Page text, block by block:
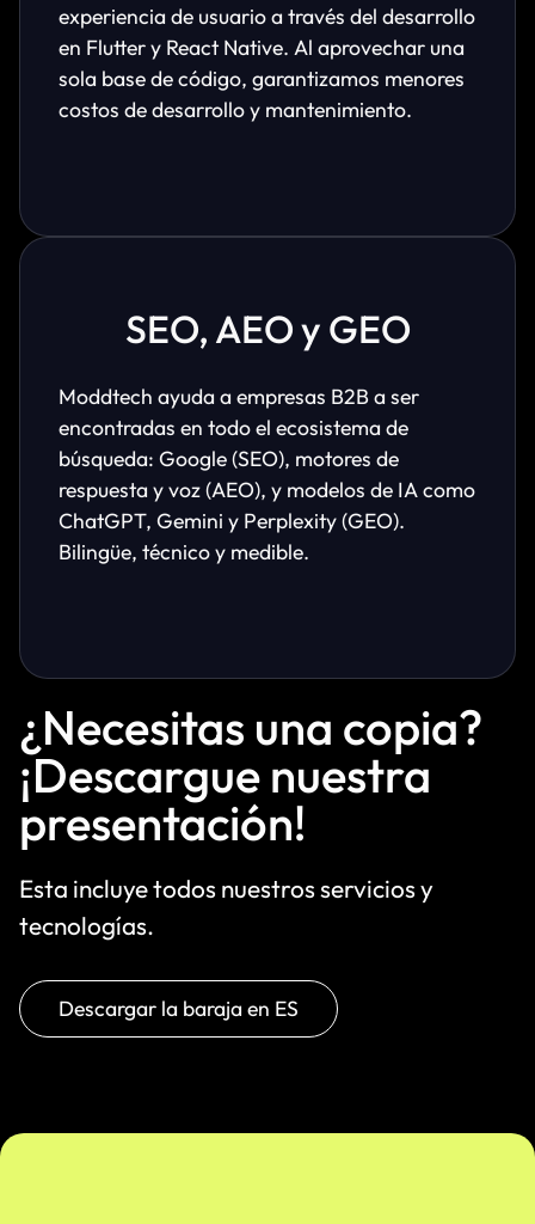
experiencia de usuario a través del desarrollo
en Flutter y React Native. Al aprovechar una
sola base de código, garantizamos menores
costos de desarrollo y mantenimiento.
SEO, AEO y GEO
Moddtech ayuda a empresas B2B a ser
encontradas en todo el ecosistema de
búsqueda: Google (SEO), motores de
respuesta y voz (AEO), y modelos de IA como
ChatGPT, Gemini y Perplexity (GEO).
Bilingüe, técnico y medible.
¿Necesitas una copia?
¡Descargue nuestra
presentación!
Esta incluye todos nuestros servicios y
tecnologías.
Descargar la baraja en ES